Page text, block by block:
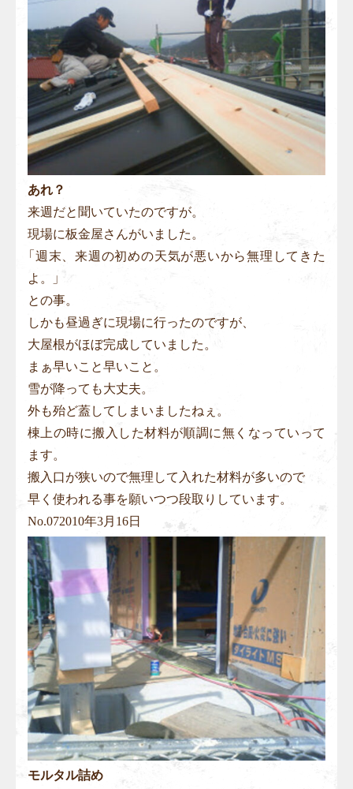
あれ？
来週だと聞いていたのですが。
現場に板金屋さんがいました。
「週末、来週の初めの天気が悪いから無理してきた
よ。」
との事。
しかも昼過ぎに現場に行ったのですが、
大屋根がほぼ完成していました。
まぁ早いこと早いこと。
雪が降っても大丈夫。
外も殆ど蓋してしまいましたねぇ。
棟上の時に搬入した材料が順調に無くなっていって
ます。
搬入口が狭いので無理して入れた材料が多いので
早く使われる事を願いつつ段取りしています。
No.072010年3月16日
モルタル詰め